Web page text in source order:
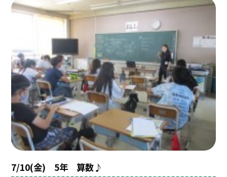
7/10(金) 5年 算数♪